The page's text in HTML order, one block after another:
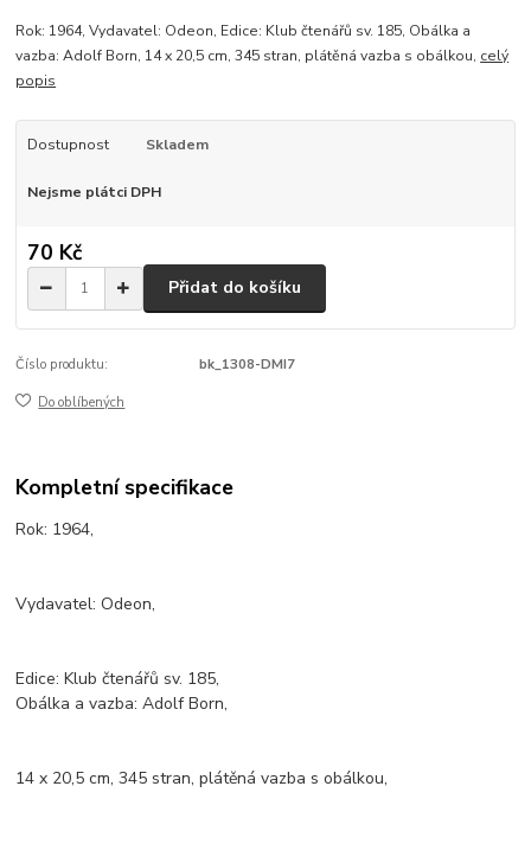
Rok: 1964, Vydavatel: Odeon, Edice: Klub čtenářů sv. 185, Obálka a
vazba: Adolf Born, 14 x 20,5 cm, 345 stran, plátěná vazba s obálkou, celý
popis
Dostupnost Skladem
Nejsme plátci DPH
70 Kč
Přidat do košíku
Číslo produktu: bk_1308-DMI7
Do oblíbených
Kompletní specifikace
Rok: 1964,
Vydavatel: Odeon,
Edice: Klub čtenářů sv. 185,
Obálka a vazba: Adolf Born,
14 x 20,5 cm, 345 stran, plátěná vazba s obálkou,